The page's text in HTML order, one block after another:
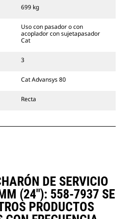
son compatibles con las
de Cadenas 311-352 y
También hay acopladores
acoplador especializado
CW cuentan con un
disponibles para todas las
de ruedas y cadenas.
699 kg
Uso con pasador o con
acoplador con sujetapasador
Cat
3
Cat Advansys 80
Recta
DE SERVICIO
(24"): 558-7937 SE
PRODUCTOS